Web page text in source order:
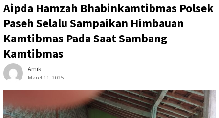
Aipda Hamzah Bhabinkamtibmas Polsek
Paseh Selalu Sampaikan Himbauan
Kamtibmas Pada Saat Sambang
Kamtibmas
Amik
Maret 11, 2025